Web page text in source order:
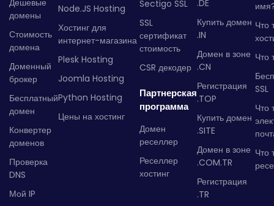
Дешевые
домены
Стоимость
домена
Доменный
брокер
Бесплатный
домен
Конвертер
доменов
Проверка
DNS
Мой IP
Node.JS Hosting
Хостинг для
интернет-магазина
Plesk Hosting
Joomla Hosting
Python Hosting
Цены на хостинг
Sectigo SSL
SSL
сертификат
стоимость
CSR декодер
Партнерская
программа
Домен
реселлер
Реселлер
хостинг
.DE
Купить домен
.IN
Домен в зоне
.CN
Регистрация
.TOP
Купить домен
.SITE
Домен в зоне
.COM.TR
Регистрация
.TR
Что
Что
SSL
Что
Что